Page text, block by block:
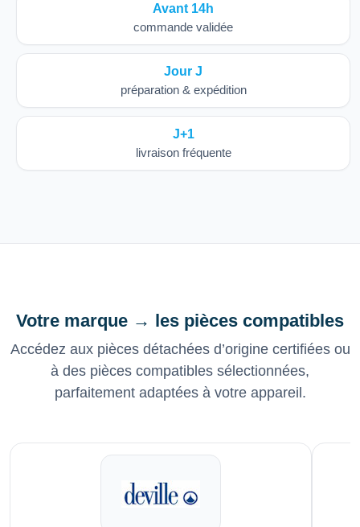
Avant 14h
commande validée
Jour J
préparation & expédition
J+1
livraison fréquente
Votre marque → les pièces compatibles
Accédez aux pièces détachées d’origine certifiées ou
à des pièces compatibles sélectionnées,
parfaitement adaptées à votre appareil.